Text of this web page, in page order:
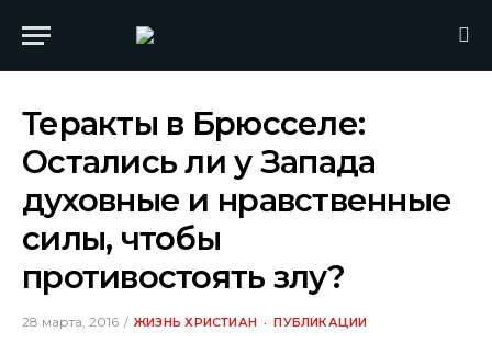
Теракты в Брюсселе:
Остались ли у Запада
духовные и нравственные
силы, чтобы
противостоять злу?
28 марта, 2016 ЖИЗНЬ ХРИСТИАН ПУБЛИКАЦИИ